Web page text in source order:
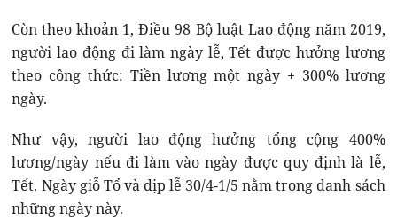
Còn theo khoản 1, Điều 98 Bộ luật Lao động năm 2019,
người lao động đi làm ngày lễ, Tết được hưởng lương
theo công thức: Tiền lương một ngày + 300% lương
ngày.
Như vậy, người lao động hưởng tổng cộng 400%
lương/ngày nếu đi làm vào ngày được quy định là lễ,
Tết. Ngày giỗ Tổ và dịp lễ 30/4-1/5 nằm trong danh sách
những ngày này.